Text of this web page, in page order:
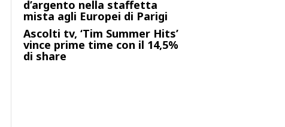
d’argento nella staffetta
mista agli Europei di Parigi
Ascolti tv, ‘Tim Summer Hits’
vince prime time con il 14,5%
di share